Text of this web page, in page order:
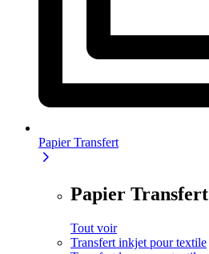
Papier Transfert
Papier Transfert
Tout voir
Transfert inkjet pour textile